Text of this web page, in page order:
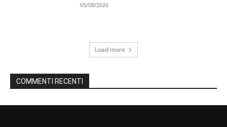
05/08/2026
Load more
COMMENTI RECENTI